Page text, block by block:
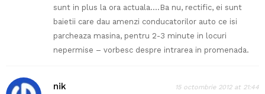
sunt in plus la ora actuala….Ba nu, rectific, ei sunt
baietii care dau amenzi conducatorilor auto ce isi
parcheaza masina, pentru 2-3 minute in locuri
nepermise – vorbesc despre intrarea in promenada.
nik 15 octombrie 2012 at 21:44